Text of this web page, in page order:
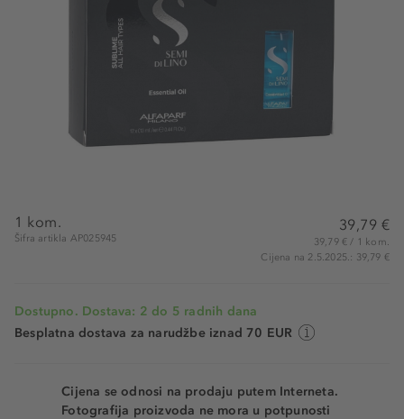
1 kom.
Šifra artikla AP025945
39,79 €
39,79 € / 1 kom.
Cijena na 2.5.2025.: 39,79 €
Dostupno. Dostava: 2 do 5 radnih dana
Besplatna dostava za narudžbe iznad 70 EUR
Cijena se odnosi na prodaju putem Interneta.
Fotografija proizvoda ne mora u potpunosti